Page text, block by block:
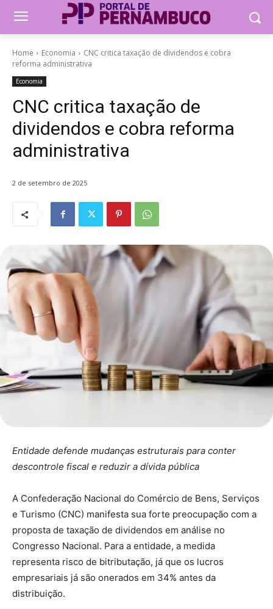
Home Economia
CNC critica taxação de dividendos e cobra
reforma administrativa
Economia
CNC critica taxação de
dividendos e cobra reforma
administrativa
2 de setembro de 2025
Entidade defende mudanças estruturais para conter
descontrole fiscal e reduzir a dívida pública
A Confederação Nacional do Comércio de Bens, Serviços
e Turismo (CNC) manifesta sua forte preocupação com a
proposta de taxação de dividendos em análise no
Congresso Nacional. Para a entidade, a medida
representa risco de bitributação, já que os lucros
empresariais já são onerados em 34% antes da
distribuição.